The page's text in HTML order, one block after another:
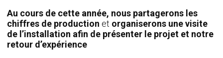
Au cours de cette année, nous partagerons les
chiffres de production et organiserons une visite
de l’installation afin de présenter le projet et notre
retour d’expérience